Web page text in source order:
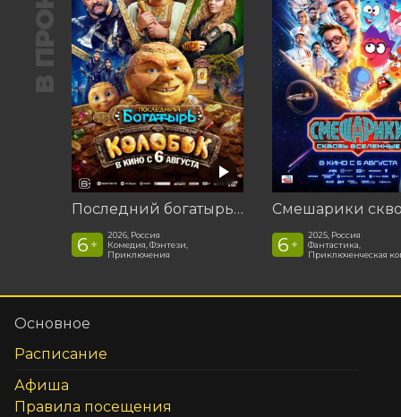
Последний богатырь. Колобок
6 +
2026, Россия
Комедия, Фэнтези,
Приключения
6 +
2025, Россия
Фантастика,
Приключенческая
Основное
Расписание
Афиша
Правила посещения